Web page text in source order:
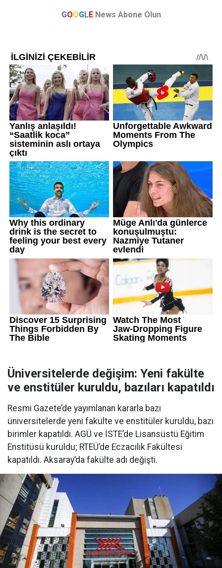
GOOGLE News Abone Olun
Üniversitelerde değişim: Yeni fakülte
ve enstitüler kuruldu, bazıları kapatıldı
Resmi Gazete’de yayımlanan kararla bazı
üniversitelerde yeni fakülte ve enstitüler kuruldu, bazı
birimler kapatıldı. AGÜ ve İSTE’de Lisansüstü Eğitim
Enstitüsü kuruldu; RTEÜ’de Eczacılık Fakültesi
kapatıldı. Aksaray’da fakülte adı değişti.